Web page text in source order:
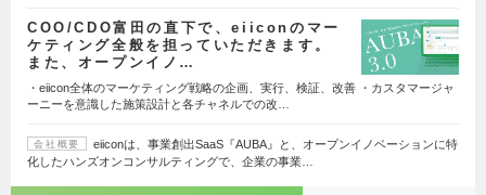
COO/CDO富田の直下で、eiiconのマー
ケティング全般を担っていただきます。
また、オープンイノ…
・eiicon全体のマーケティング戦略の企画、実行、検証、改善 ・カスタマージャ
ーニーを意識した施策設計と各チャネルでの改…
会社概要
eiiconは、事業創出SaaS『AUBA』と、オープンイノベーションに特
化したハンズオンコンサルティングで、企業の事業…